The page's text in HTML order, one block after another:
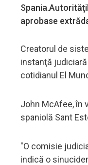
aprobase
Creatorul de
instanţă
cotidianul El
John McAfee, în
spaniolă Sant
"O comisie
indică o